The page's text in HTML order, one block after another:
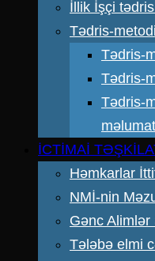
İllik İşçi
Tədris-
Tədris-
Tədris-
Tədris-
məlumat
İCTİMAİ
Həmkarlar
NMİ-nin
Gənc Alimlər
Tələbə elmi